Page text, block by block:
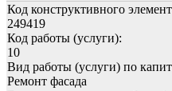
Код конструктивного
249419
Код работы (услуги):
10
Вид работы (услуги) по
Ремонт фасада